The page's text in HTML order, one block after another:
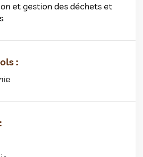
et gestion des déchets et
: